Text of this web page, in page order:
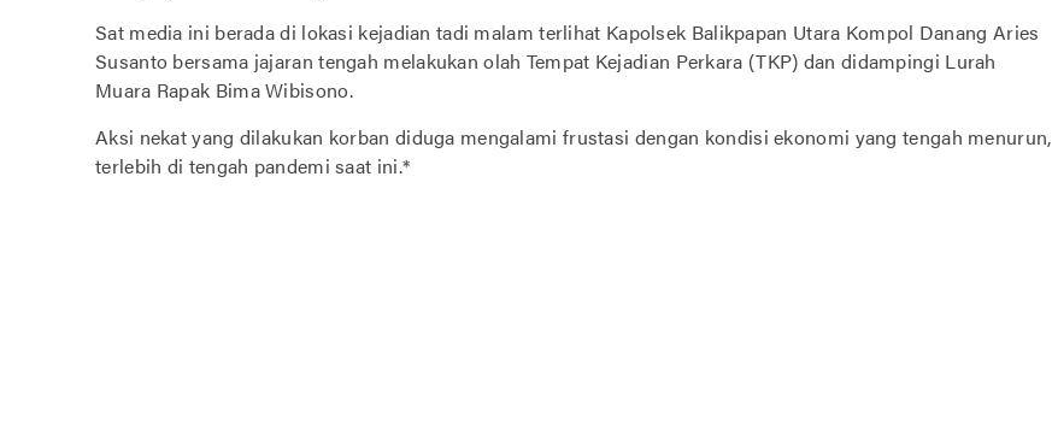
Sat media ini berada di lokasi kejadian tadi malam terlihat Kapolsek Balikpapan Utara Kompol Danang Aries
Susanto bersama jajaran tengah melakukan olah Tempat Kejadian Perkara (TKP) dan didampingi Lurah
Muara Rapak Bima Wibisono.
Aksi nekat yang dilakukan korban diduga mengalami frustasi dengan kondisi ekonomi yang tengah menurun,
terlebih di tengah pandemi saat ini.*